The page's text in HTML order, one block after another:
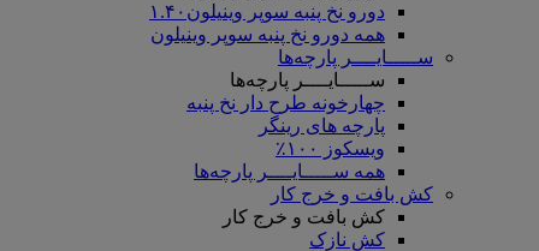
دورو نخ پنبه سوپر وینیلون۱.۴۰
همه دورو نخ پنبه سوپر وینیلون
ســـــایــــر پارچه‌ها
ســـــایــــر پارچه‌ها
چهارخونه طرح دار نخ پنبه
پارچه های رینگر
ویسکوز ۱۰۰٪
همه ســـــایــــر پارچه‌ها
کش بافت و خرج کار
کش بافت و خرج کار
کش نازک